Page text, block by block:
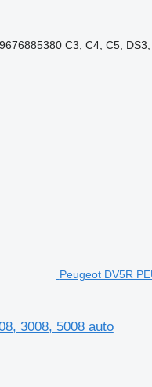
C3, C4, C5, DS3,
Peugeot DV5R
3008, 5008 auto